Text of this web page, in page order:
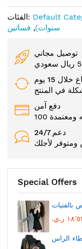
الفئات: Default
سنوات), فساتين
توصيل مجاني
15 يوم
في المنتج
دفع آمن
24/7 دعم
لأجلك
Special Offers
بالفتيات
ر.ي.‏
الراس